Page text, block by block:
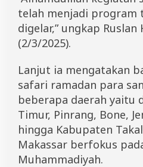
e
b
a
r
d
a
k
w
a
telah menjadi program
digelar,” ungkap
(2/3/2025).
Lanjut ia mengatakan
safari ramadan para
beberapa daerah yaitu
Timur, Pinrang, Bone,
hingga Kabupaten
Makassar berfokus
Muhammadiyah.